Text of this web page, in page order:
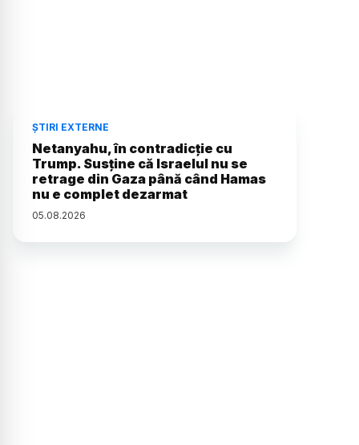
ȘTIRI EXTERNE
Netanyahu, în contradicție cu
Trump. Susține că Israelul nu se
retrage din Gaza până când Hamas
nu e complet dezarmat
05.08.2026